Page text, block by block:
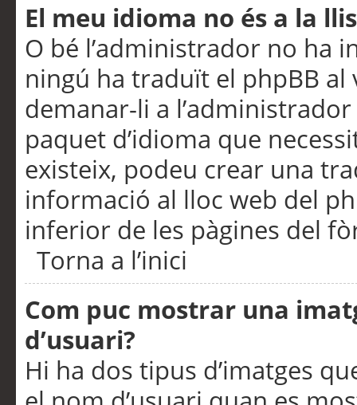
El meu idioma no és a la
O bé l’administrador no ha
ningú ha traduït el phpBB
demanar-li a
paquet d’idioma que
existeix, podeu crear una
informació al lloc web del
inferior de les pàgines del
Torna a l’inici
Com puc mostrar una
d’usuari?
Hi ha dos tipus d’imatges